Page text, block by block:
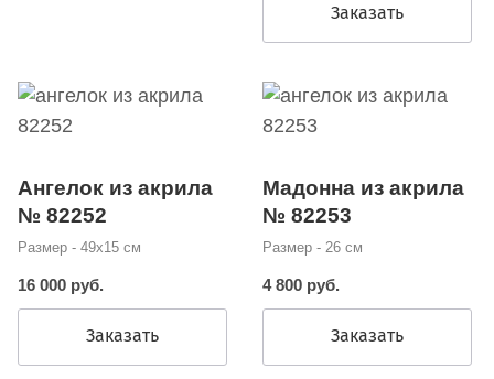
Заказать
Ангелок из акрила
№ 82252
Размер - 49х15 см
16 000 руб.
Заказать
Мадонна из акрила
№ 82253
Размер - 26 см
4 800 руб.
Заказать